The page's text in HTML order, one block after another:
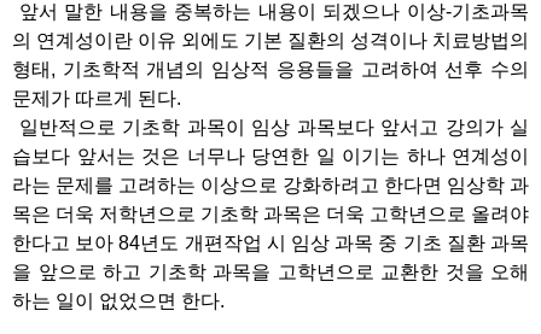
앞서 말한 내용을 중복하는 내용이 되겠으나 이상-기초과목
의 연계성이란 이유 외에도 기본 질환의 성격이나 치료방법의
형태, 기초학적 개념의 임상적 응용들을 고려하여 선후 수의
문제가 따르게 된다.
일반적으로 기초학 과목이 임상 과목보다 앞서고 강의가 실
습보다 앞서는 것은 너무나 당연한 일 이기는 하나 연계성이
라는 문제를 고려하는 이상으로 강화하려고 한다면 임상학 과
목은 더욱 저학년으로 기초학 과목은 더욱 고학년으로 올려야
한다고 보아 84년도 개편작업 시 임상 과목 중 기초 질환 과목
을 앞으로 하고 기초학 과목을 고학년으로 교환한 것을 오해
하는 일이 없었으면 한다.